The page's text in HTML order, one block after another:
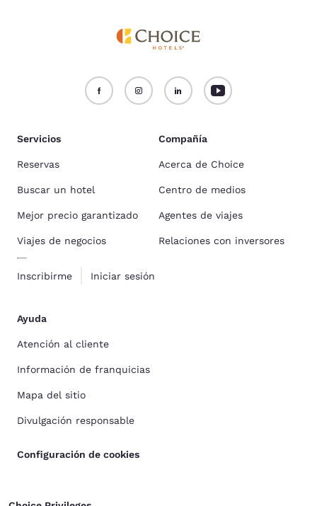
Servicios
Reservas
Buscar un hotel
Mejor precio garantizado
Viajes de negocios
Inscribirme Iniciar sesión
Compañía
Acerca de Choice
Centro de medios
Agentes de viajes
Relaciones con inversores
Ayuda
Atención al cliente
Información de franquicias
Mapa del sitio
Divulgación responsable
Configuración de cookies